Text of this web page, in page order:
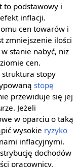
to podstawowy i
inflacji.
cen towarów i
zmniejszenie ilości
stanie nabyć, niż
cen.
struktura stopy
stopę
przewiduje się jej
Jeżeli
w oparciu o taką
wysokie ryzyko
inflacyjnymi.
dochodów
pracownicy,